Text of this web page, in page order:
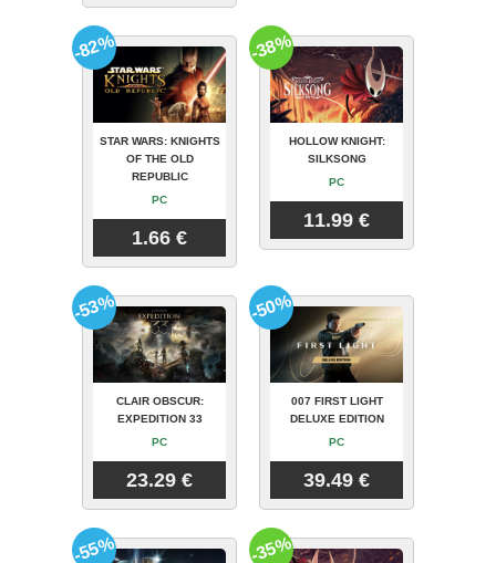
STAR WARS: KNIGHTS
OF THE OLD
REPUBLIC
PC
1.66 €
-82%
HOLLOW KNIGHT:
SILKSONG
PC
11.99 €
-38%
CLAIR OBSCUR:
EXPEDITION 33
PC
23.29 €
-53%
007 FIRST LIGHT
DELUXE EDITION
PC
39.49 €
-50%
-55% -35%